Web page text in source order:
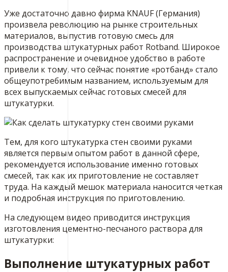
Уже достаточно давно фирма KNAUF (Германия)
произвела революцию на рынке строительных
материалов, выпустив готовую смесь для
производства штукатурных работ Rotband. Широкое
распространение и очевидное удобство в работе
привели к тому, что сейчас понятие «ротбанд» стало
общеупотребимым названием, используемым для
всех выпускаемых сейчас готовых смесей для
штукатурки.
Тем, для кого штукатурка стен своими руками
является первым опытом работ в данной сфере,
рекомендуется использование именно готовых
смесей, так как их приготовление не составляет
труда. На каждый мешок материала наносится четкая
и подробная инструкция по приготовлению.
На следующем видео приводится инструкция
изготовления цементно-песчаного раствора для
штукатурки:
Выполнение штукатурных работ